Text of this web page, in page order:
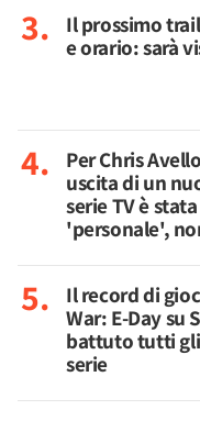
Il prossimo
e orario: sarà
Per Chris
uscita di un
serie TV è
'personale',
Il record di
War: E-Day su
battuto tutti
serie